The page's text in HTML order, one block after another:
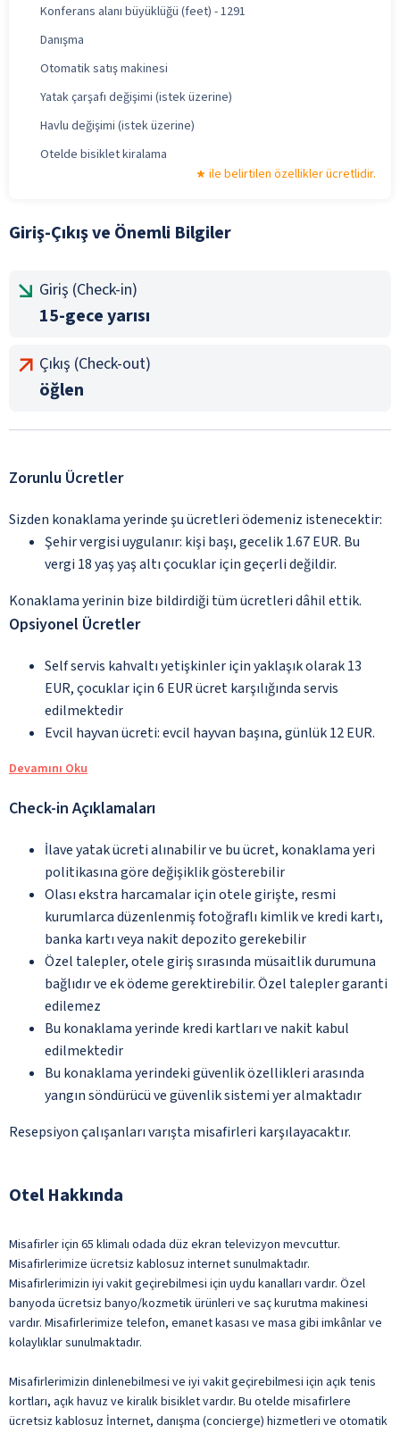
Konferans alanı büyüklüğü (feet) - 1291
Danışma
Otomatik satış makinesi
Yatak çarşafı değişimi (istek üzerine)
Havlu değişimi (istek üzerine)
Otelde bisiklet kiralama
ile belirtilen özellikler ücretlidir.
Giriş-Çıkış ve Önemli Bilgiler
Giriş (Check-in)
15-gece yarısı
Çıkış (Check-out)
öğlen
Zorunlu Ücretler
Sizden konaklama yerinde şu ücretleri ödemeniz istenecektir:
Şehir vergisi uygulanır: kişi başı, gecelik 1.67 EUR. Bu
vergi 18 yaş yaş altı çocuklar için geçerli değildir.
Konaklama yerinin bize bildirdiği tüm ücretleri dâhil ettik.
Opsiyonel Ücretler
Self servis kahvaltı yetişkinler için yaklaşık olarak 13
EUR, çocuklar için 6 EUR ücret karşılığında servis
edilmektedir
Evcil hayvan ücreti: evcil hayvan başına, günlük 12 EUR.
Devamını Oku
Check-in Açıklamaları
İlave yatak ücreti alınabilir ve bu ücret, konaklama yeri
politikasına göre değişiklik gösterebilir
Olası ekstra harcamalar için otele girişte, resmi
kurumlarca düzenlenmiş fotoğraflı kimlik ve kredi kartı,
banka kartı veya nakit depozito gerekebilir
Özel talepler, otele giriş sırasında müsaitlik durumuna
bağlıdır ve ek ödeme gerektirebilir. Özel talepler garanti
edilemez
Bu konaklama yerinde kredi kartları ve nakit kabul
edilmektedir
Bu konaklama yerindeki güvenlik özellikleri arasında
yangın söndürücü ve güvenlik sistemi yer almaktadır
Resepsiyon çalışanları varışta misafirleri karşılayacaktır.
Otel Hakkında
Misafirler için 65 klimalı odada düz ekran televizyon mevcuttur.
Misafirlerimize ücretsiz kablosuz internet sunulmaktadır.
Misafirlerimizin iyi vakit geçirebilmesi için uydu kanalları vardır. Özel
banyoda ücretsiz banyo/kozmetik ürünleri ve saç kurutma makinesi
vardır. Misafirlerimize telefon, emanet kasası ve masa gibi imkânlar ve
kolaylıklar sunulmaktadır.
Misafirlerimizin dinlenebilmesi ve iyi vakit geçirebilmesi için açık tenis
kortları, açık havuz ve kiralık bisiklet vardır. Bu otelde misafirlere
ücretsiz kablosuz İnternet, danışma (concierge) hizmetleri ve otomatik